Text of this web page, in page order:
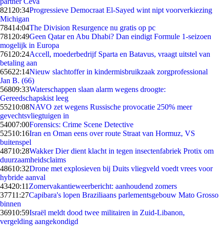
821 20:34Progressieve Democraat El-Sayed wint nipt voorverkiezing
Michigan
78414:04The Division Resurgence nu gratis op pc
781 20:49Geen Qatar en Abu Dhabi? Dan eindigt Formule 1-seizoen
mogelijk in Europa
761 20:24Accell, moederbedrijf Sparta en Batavus, vraagt uitstel van
betaling aan
65622:14Nieuw slachtoffer in kindermisbruikzaak zorgprofessional
Jan B. (66)
56809:33Waterschappen slaan alarm wegens droogte:
Gereedschapskist leeg
55210:08NAVO zet wegens Russische provocatie 250% meer
gevechtsvliegtuigen in
54007:00Forensics: Crime Scene Detective
52510:16Iran en Oman eens over route Straat van Hormuz, VS
buitenspel
48710:28Wakker Dier dient klacht in tegen insectenfabriek Protix om
duurzaamheidsclaims
48610:32Drone met explosieven bij Duits vliegveld voedt vrees voor
hybride aanval
43420:11 Zomervakantieweerbericht: aanhoudend zomers
37711:27Capibara's lopen Braziliaans parlementsgebouw Mato Grosso
binnen
36910:59Israël meldt dood twee militairen in Zuid-Libanon,
vergelding aangekondigd